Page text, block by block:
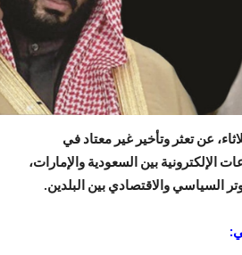
عن تعثر وتأخير غير معتاد في
الإلكترونية بين السعودية والإمارات،
السياسي والاقتصادي بين البلدين.